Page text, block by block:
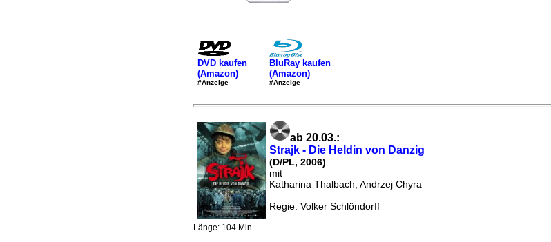
DVD kaufen
(Amazon)
#Anzeige
BluRay kaufen
(Amazon)
#Anzeige
ab 20.03.:
Strajk - Die Heldin von Danzig
(D/PL, 2006)
mit
Katharina Thalbach, Andrzej Chyra
Regie: Volker Schlöndorff
Länge: 104 Min.